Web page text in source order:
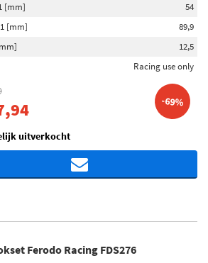
[mm]
54
[mm]
89,9
12,5
Racing use only
-69%
uitverkocht
Ferodo Racing FDS276